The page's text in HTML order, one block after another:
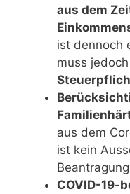
aus dem
ist dennoch
muss jedoch
aus dem
ist kein
COVID-19-